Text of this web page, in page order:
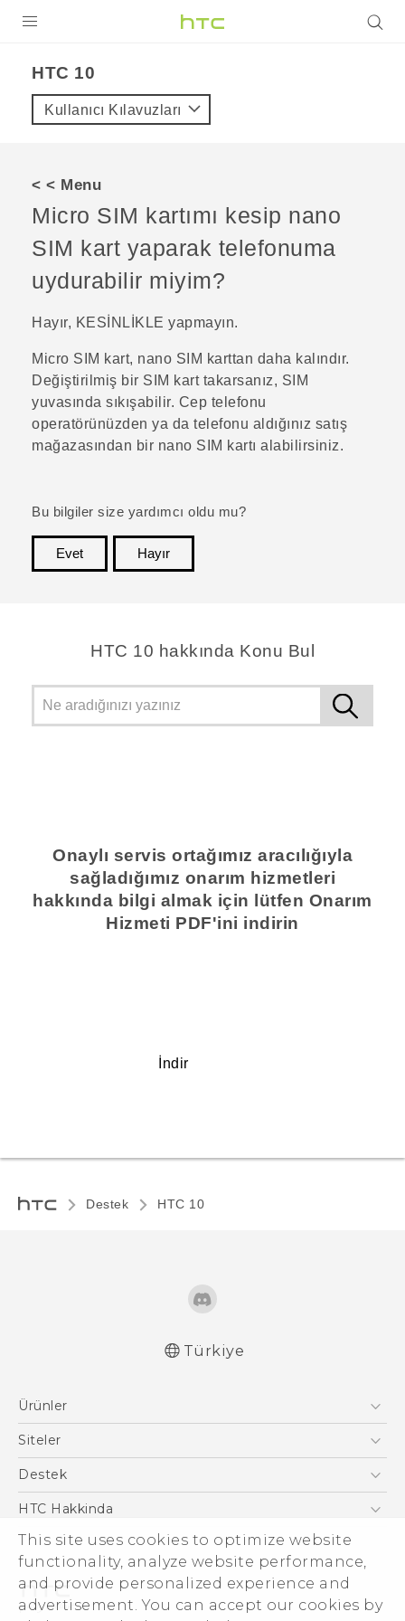
This site uses cookies to optimize website
functionality, analyze website performance,
and provide personalized experience and
advertisement. You can accept our cookies by
VIVE
VIVERSE
DESTEK
HTC 10‎
Kullanıcı Kılavuzları
< < Menu
Micro SIM kartımı kesip nano
SIM kart yaparak telefonuma
uydurabilir miyim?
Hayır, KESİNLİKLE yapmayın.
Micro SIM kart, nano SIM karttan daha kalındır.
Değiştirilmiş bir SIM kart takarsanız, SIM
yuvasında sıkışabilir. Cep telefonu
operatörünüzden ya da telefonu aldığınız satış
mağazasından bir nano SIM kartı alabilirsiniz.
Bu bilgiler size yardımcı oldu mu?
Evet
Hayır
HTC 10 hakkında Konu Bul
Onaylı servis ortağımız aracılığıyla
sağladığımız onarım hizmetleri
hakkında bilgi almak için lütfen Onarım
Hizmeti PDF'ini indirin
İndir
Destek HTC 10‎
English - User manual
Türkiye
Ürünler
Akıllı Telefonlar
VIVE
Siteler
HTC Dev
Destek
Destek Merkezi
HTC Hakkinda
ESG
Yatırımcı (İNGİLİZCE)
Gizlilik Politikası